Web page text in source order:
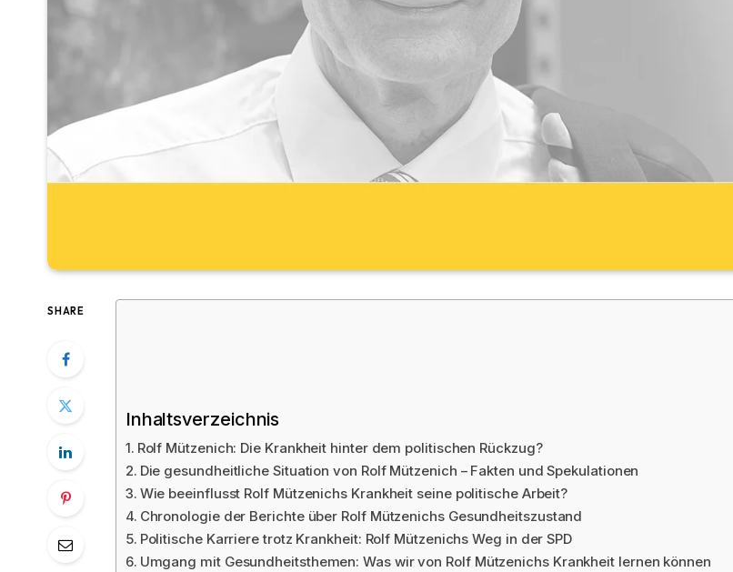
SHARE
Inhaltsverzeichnis
Rolf Mützenich: Die Krankheit hinter dem politischen Rückzug?
Die gesundheitliche Situation von Rolf Mützenich – Fakten und Spekulationen
Wie beeinflusst Rolf Mützenichs Krankheit seine politische Arbeit?
Chronologie der Berichte über Rolf Mützenichs Gesundheitszustand
Politische Karriere trotz Krankheit: Rolf Mützenichs Weg in der SPD
Umgang mit Gesundheitsthemen: Was wir von Rolf Mützenichs Krankheit lernen können